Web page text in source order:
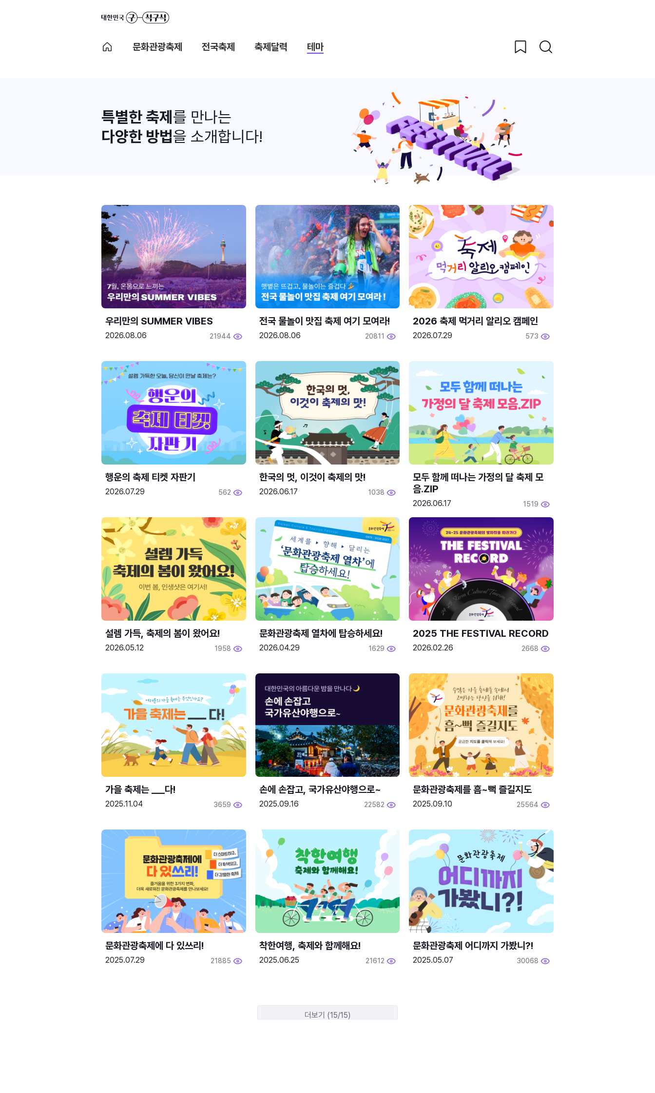
문화관광축제 전국축제 축제달력 테마
특별한 축제 를 만나는
다양한 방법을 소개합니다!
우리만의 SUMMER VIBES
2026.08.06 21944
전국 물놀이 맛집 축제 여기 모여라!
2026.08.06 20811
2026 축제 먹거리 알리오 캠페인
2026.07.29 573
행운의 축제 티켓 자판기
2026.07.29 562
한국의 멋, 이것이 축제의 맛!
2026.06.17 1038
모두 함께 떠나는 가정의 달 축제 모
음.ZIP
2026.06.17 1519
설렘 가득, 축제의 봄이 왔어요!
2026.05.12 1958
문화관광축제 열차에 탑승하세요!
2026.04.29 1629
2025 THE FESTIVAL RECORD
2026.02.26 2668
2025.11.04 3659
손에 손잡고, 국가유산야행으로~
2025.09.16 22582
문화관광축제를 흠~뻑 즐길지도
2025.09.10 25564
문화관광축제에 다 있쓰리!
2025.07.29 21885
착한여행, 축제와 함께해요!
2025.06.25 21612
문화관광축제 어디까지 가봤니?!
2025.05.07 30068
더보기 (15/15)